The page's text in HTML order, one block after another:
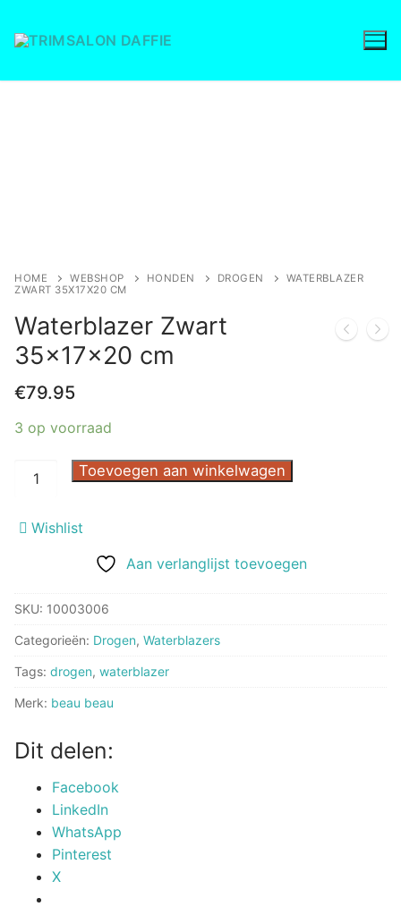
naar
inhoud
HOME WEBSHOP HONDEN DROGEN
WATERBLAZER
ZWART 35X17X20 CM
Waterblazer Zwart
35x17x20 cm
€79.95
3 op voorraad
Waterblazer
cm
Toevoegen aan winkelwagen
Wishlist
Aan verlanglijst toevoegen
SKU: 10003006
Categorieën: Drogen, Waterblazers
Tags: drogen, waterblazer
Merk: beau beau
Dit delen:
Facebook
LinkedIn
WhatsApp
Pinterest
X